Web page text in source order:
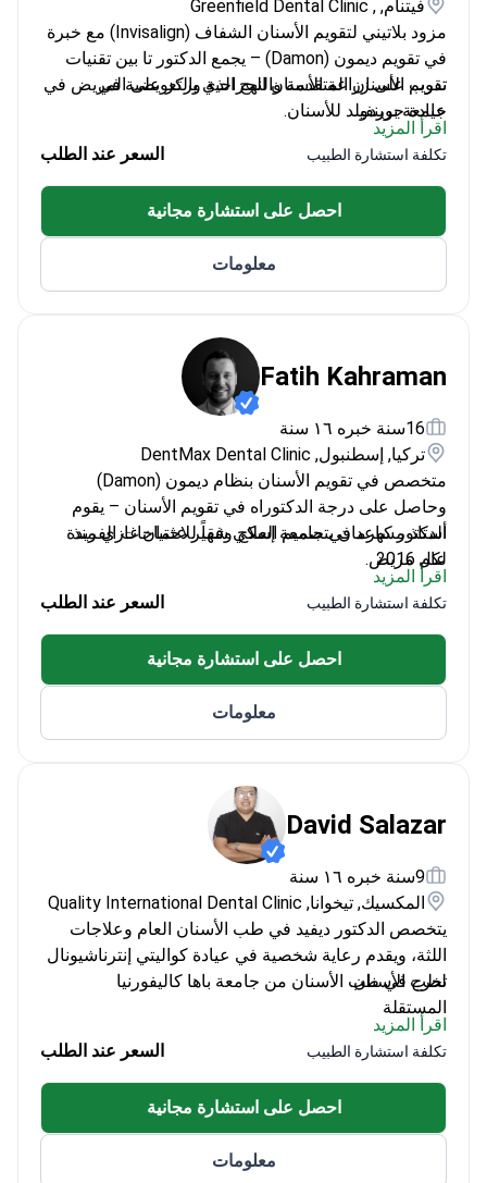
فيتنام, , Greenfield Dental Clinic
مزود بلاتيني لتقويم الأسنان الشفاف (Invisalign) مع خبرة
في تقويم ديمون (Damon) – يجمع الدكتور تا بين تقنيات
تقويم الأسنان المتقدمة والنهج الذي يركز على المريض في
عيادة جرينفيلد للأسنان.
تدرب على زراعة الأسنان الجراحية والتعويضية في
جامعة بوردو
متخصص في كل من تقويم الأسنان وأنظمة التقويم
الشفاف
يوفر بيئة مريحة للمرضى الذين يشعرون بالتوتر
متواصل بارع يشرح خطط العلاج بوضوح
اقرأ المزيد
تكلفة استشارة الطبيب السعر عند الطلب
احصل على استشارة مجانية
معلومات
Fatih Kahraman
16سنة خبره ١٦ سنة
تركيا, إسطنبول, DentMax Dental Clinic
متخصص في تقويم الأسنان بنظام ديمون (Damon)
وحاصل على درجة الدكتوراه في تقويم الأسنان – يقوم
الدكتور كهرمان بتصميم العلاج وفقاً للاحتياجات الفريدة
لكل مريض.
أستاذ مساعد في جامعة إسكي شهير عثمان غازي منذ
عام 2016
مدرب على تقنيات متقدمة مثل الإدخال المعتمد على
البراغي الدقيقة (miniscrew)
أسس عيادات DentMax لتقديم رعاية شخصية
يركز على التعليم المستمر والتطوير المهني
اقرأ المزيد
تكلفة استشارة الطبيب السعر عند الطلب
احصل على استشارة مجانية
معلومات
David Salazar
9سنة خبره ١٦ سنة
المكسيك, تيخوانا, Quality International Dental Clinic
يتخصص الدكتور ديفيد في طب الأسنان العام وعلاجات
اللثة، ويقدم رعاية شخصية في عيادة كواليتي إنترناشيونال
لطب الأسنان.
تخرج في طب الأسنان من جامعة باها كاليفورنيا
المستقلة
تدرب كجراح فم عام
أكمل دورات في جراحة اللثة التجديدية
تلقى تدريباً في جراحة اللثة لعلاجات زراعة الأسنان
اقرأ المزيد
تكلفة استشارة الطبيب السعر عند الطلب
احصل على استشارة مجانية
معلومات